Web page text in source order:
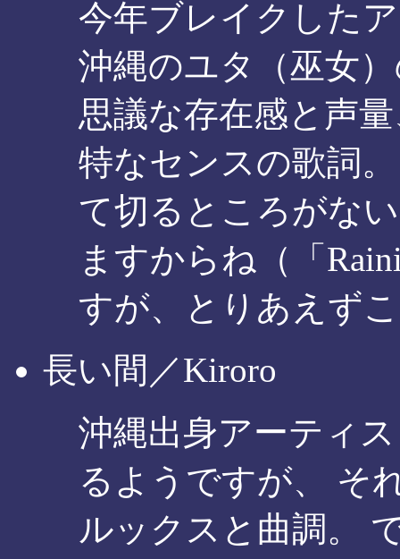
今年ブレイクした
沖縄のユタ（巫女
思議な存在感と声
特なセンスの歌詞
て切るところがな
ますからね（「
すが、とりあえず
長い間／Kiroro
沖縄出身アーティ
るようですが、 そ
ルックスと曲調。